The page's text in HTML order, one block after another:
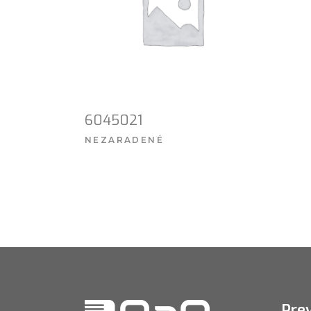
6045021
NEZARADENÉ